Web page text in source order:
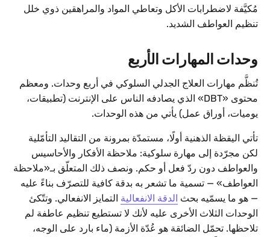
مُكيَّفة لاضطرابات الأكل وتعاطي المواد والمراهقين ذوي خلل
تنظيم العواطف الشديد.
وحدات المهارات الأربع
تُنظَّم مهارات العلاج الجدلي السلوكي في أربع وحدات. ومعظم
محتوى «DBT» الذي يصادفه الناس على الإنترنت (تطبيقات،
يوميات، أوراق عمل) يأتي من هذه الوحدات.
تأتي اليقظة الذهنية أولًا، مستمدّة بمرونة من التقاليد التأمّلية
لكن مجرّدة إلى مهارة سلوكية: ملاحظة الأفكار والأحاسيس
والعواطف دون ردّ فعل أو حكم. ونصف ذلك المتعلّق بـ«ملاحظة
العواطف» — تسمية ما تشعر به بدقة كافية للتصرّف بناءً عليه
— هو ما يسمّيه بحث الدقة الانفعالية التمايز الانفعالي. وتتّكئ
الوحدات الثلاث الأخرى عليه لأنك لا تستطيع تنظيم عاطفة لم
تلاحظها. تحمّل الضائقة هو عُدّة الأزمة (ماء بارد على الوجه،